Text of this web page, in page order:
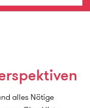
alles Nötige